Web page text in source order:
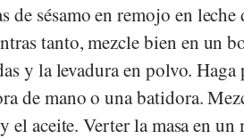
de sésamo en remojo en
tanto, mezcle bien en un
y la levadura en polvo.
de mano o una batidora.
el aceite. Verter la masa en